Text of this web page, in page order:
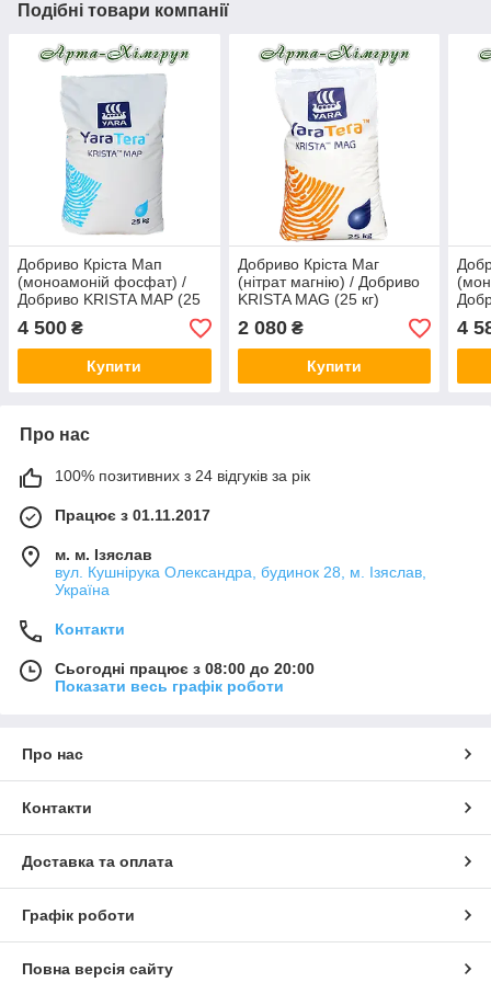
Подібні товари компанії
Добриво Кріста Мап
(моноамоній фосфат) /
Добриво KRISTA MAP (25
4 500 ₴
Купити
Добриво Кріста Маг
(нітрат магнію) / Добриво
KRISTA MAG (25 кг)
2 080₴
Купити
4
Про нас
100% позитивних з 24 відгуків за рік
Працює з 01.11.2017
м. м. Ізяслав
вул. Кушнірука Олександра, будинок 28, м. Ізяслав,
Україна
Контакти
Сьогодні працює з 08:00 до 20:00
Показати весь графік роботи
Про нас
Контакти
Доставка та оплата
Графік роботи
Повна версія сайту